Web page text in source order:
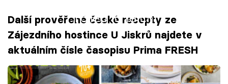
Failed to fetch
Další prověřené české recepty ze
Zájezdního hostince U Jiskrů najdete v
aktuálním čísle časopisu Prima FRESH